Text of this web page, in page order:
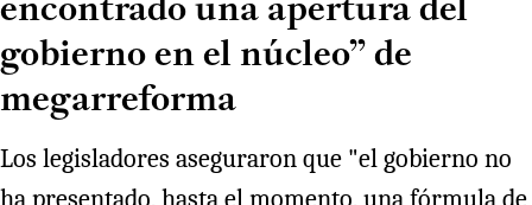
encontrado una apertura del
gobierno en el núcleo” de
megarreforma
Los legisladores aseguraron que "el gobierno no